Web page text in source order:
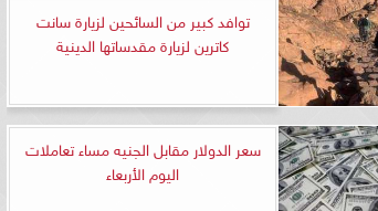
توافد كبير من السائحين لزيارة سانت
كاترين لزيارة مقدساتها الدينية
سعر الدولار مقابل الجنيه مساء تعاملات
اليوم الأربعاء